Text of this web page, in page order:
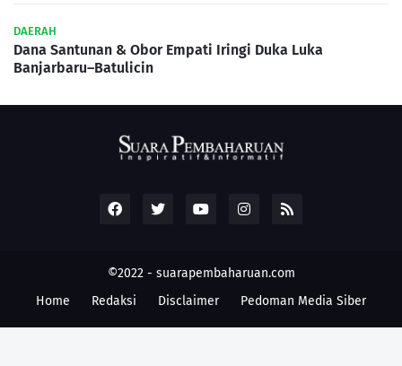
DAERAH
Dana Santunan & Obor Empati Iringi Duka Luka
Banjarbaru–Batulicin
©2022 - suarapembaharuan.com
Home
Redaksi Disclaimer Pedoman Media Siber